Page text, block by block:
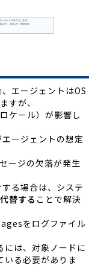
エージェントはOS
すが、
ケール）が影響し
ージェントの想定
ージの欠落が発生
る場合は、システ
替する ことで解決
をログファイル
は、対象ノードに
る必要がありま